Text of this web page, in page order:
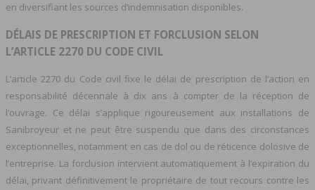
en diversifiant les sources d’indemnisation disponibles.
DÉLAIS DE PRESCRIPTION ET FORCLUSION SELON
L’ARTICLE 2270 DU CODE CIVIL
L’article 2270 du Code civil fixe le délai de prescription de l’action en
responsabilité décennale à dix ans à compter de la réception de
l’ouvrage. Ce délai s’applique rigoureusement aux installations de
Sanibroyeur et ne peut être suspendu que dans des circonstances
exceptionnelles, notamment en cas de dol ou de réticence dolosive de
l’entreprise. La forclusion intervient automatiquement à l’expiration du
délai, privant définitivement le propriétaire de tout recours contre les